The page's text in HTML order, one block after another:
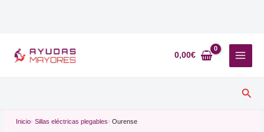
0,00€
Inicio Sillas eléctricas plegables Ourense